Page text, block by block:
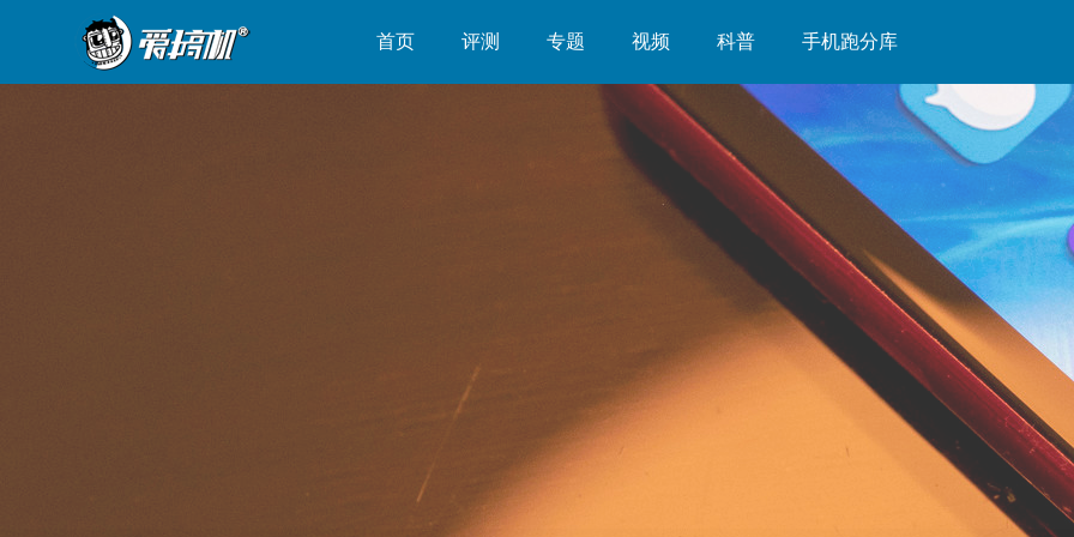
首页 评测 专题 视频 科普 手机跑分库